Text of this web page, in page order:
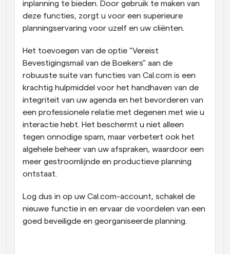
inplanning te bieden. Door gebruik te maken van
deze functies, zorgt u voor een superieure
planningservaring voor uzelf en uw cliënten.
Het toevoegen van de optie "Vereist
Bevestigingsmail van de Boekers" aan de
robuuste suite van functies van Cal.com is een
krachtig hulpmiddel voor het handhaven van de
integriteit van uw agenda en het bevorderen van
een professionele relatie met degenen met wie u
interactie hebt. Het beschermt u niet alleen
tegen onnodige spam, maar verbetert ook het
algehele beheer van uw afspraken, waardoor een
meer gestroomlijnde en productieve planning
ontstaat.
Log dus in op uw Cal.com-account, schakel de
nieuwe functie in en ervaar de voordelen van een
goed beveiligde en georganiseerde planning.